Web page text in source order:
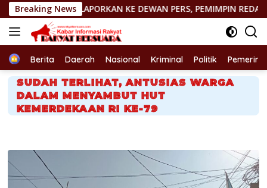
Langsung
ke
konten
Breaking News
DILAPORKAN KE DEWAN PERS, PEMIMPIN REDAKSI http://
HomeBerita Daerah Nasional Kriminal Politik
SUDAH TERLIHAT, ANTUSIAS WARGA
DALAM MENYAMBUT HUT
KEMERDEKAAN RI KE-79